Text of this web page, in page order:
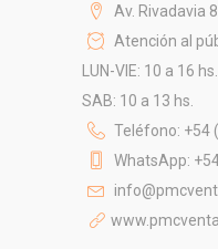
Av. Rivadavia
Atención al
LUN-VIE: 10 a 16 hs.
SAB: 10 a 13 hs.
Teléfono: +54
WhatsApp: